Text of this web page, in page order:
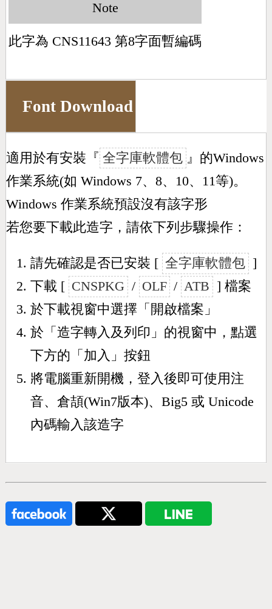
Note
此字為 CNS11643 第8字面暫編碼
Font Download
適用於有安裝『 全字庫軟體包 』的Windows
作業系統(如 Windows 7、8、10、11等)。
Windows 作業系統預設沒有該字形
若您要下載此造字，請依下列步驟操作：
請先確認是否已安裝 [ 全字庫軟體包 ]
下載 [ CNSPKG / OLF / ATB ] 檔案
於下載視窗中選擇「開啟檔案」
於「造字轉入及列印」的視窗中，點選
下方的「加入」按鈕
將電腦重新開機，登入後即可使用注
音、倉頡(Win7版本)、Big5 或 Unicode
內碼輸入該造字